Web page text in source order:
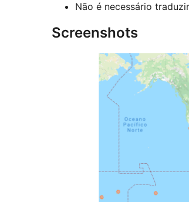
Não é necessário
Screenshots